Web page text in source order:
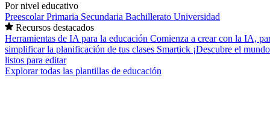
Por nivel educativo
PreescolarPrimaria Secundaria Bachillerato Universidad
Recursos destacados
Herramientas de IA para la educación Comienza a crear con la IA,
simplificar la planificación de tus clases Smartick ¡Descubre el
listos para editar
Explorar todas las plantillas de educación